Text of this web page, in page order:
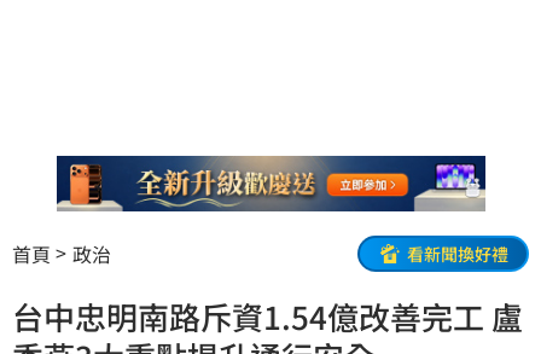
首頁 政治 看新聞換好禮
台中忠明南路斥資1.54億改善完工 盧